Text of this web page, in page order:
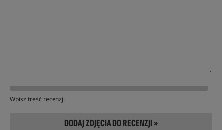
Wpisz treść recenzji
DODAJ ZDJĘCIA DO RECENZJI »